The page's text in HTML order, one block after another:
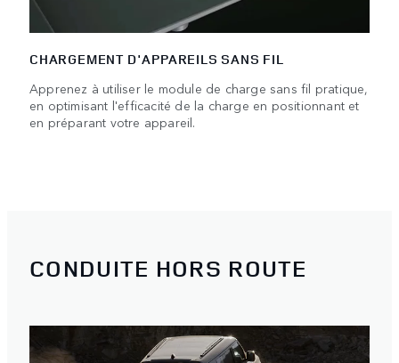
CHARGEMENT D'APPAREILS SANS FIL
Apprenez à utiliser le module de charge sans fil pratique,
en optimisant l'efficacité de la charge en positionnant et
en préparant votre appareil.
CONDUITE HORS ROUTE